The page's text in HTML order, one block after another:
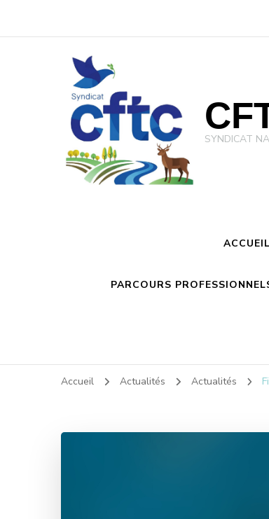
SYNDICAT
ACCUEIL
PARCOURS
Accueil Actualités Actualités